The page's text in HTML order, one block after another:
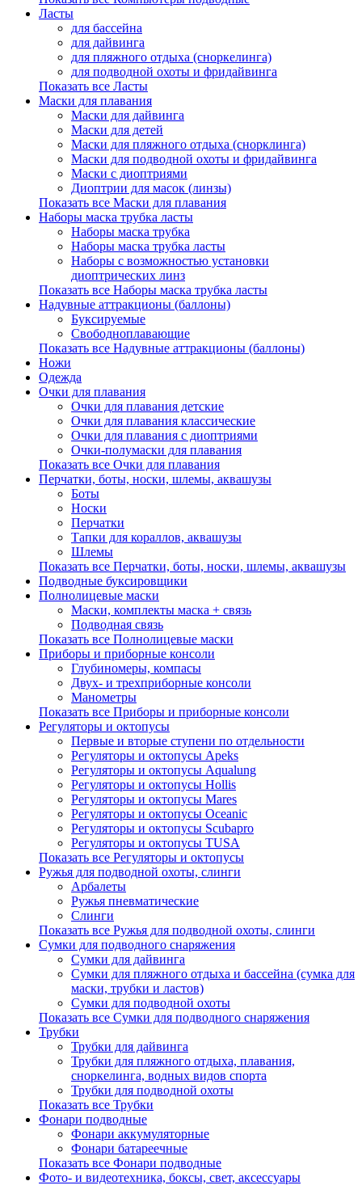
Ласты
для бассейна
для дайвинга
для пляжного отдыха (сноркелинга)
для подводной охоты и фридайвинга
Показать все Ласты
Маски для плавания
Маски для дайвинга
Маски для детей
Маски для пляжного отдыха (снорклинга)
Маски для подводной охоты и фридайвинга
Маски с диоптриями
Диоптрии для масок (линзы)
Показать все Маски для плавания
Наборы маска трубка ласты
Наборы маска трубка
Наборы маска трубка ласты
Наборы с возможностью установки
диоптрических линз
Показать все Наборы маска трубка ласты
Надувные аттракционы (баллоны)
Буксируемые
Свободноплавающие
Показать все Надувные аттракционы (баллоны)
Ножи
Одежда
Очки для плавания
Очки для плавания детские
Очки для плавания классические
Очки для плавания с диоптриями
Очки-полумаски для плавания
Показать все Очки для плавания
Перчатки, боты, носки, шлемы, аквашузы
Боты
Носки
Перчатки
Тапки для кораллов, аквашузы
Шлемы
Показать все Перчатки, боты, носки, шлемы, аквашузы
Подводные буксировщики
Полнолицевые маски
Маски, комплекты маска + связь
Подводная связь
Показать все Полнолицевые маски
Приборы и приборные консоли
Глубиномеры, компасы
Двух- и трехприборные консоли
Манометры
Показать все Приборы и приборные консоли
Регуляторы и октопусы
Первые и вторые ступени по отдельности
Регуляторы и октопусы Apeks
Регуляторы и октопусы Aqualung
Регуляторы и октопусы Hollis
Регуляторы и октопусы Mares
Регуляторы и октопусы Oceanic
Регуляторы и октопусы Scubapro
Регуляторы и октопусы TUSA
Показать все Регуляторы и октопусы
Ружья для подводной охоты, слинги
Арбалеты
Ружья пневматические
Слинги
Показать все Ружья для подводной охоты, слинги
Сумки для подводного снаряжения
Сумки для дайвинга
Сумки для пляжного отдыха и бассейна (сумка для
маски, трубки и ластов)
Сумки для подводной охоты
Показать все Сумки для подводного снаряжения
Трубки
Трубки для дайвинга
Трубки для пляжного отдыха, плавания,
сноркелинга, водных видов спорта
Трубки для подводной охоты
Показать все Трубки
Фонари подводные
Фонари аккумуляторные
Фонари батареечные
Показать все Фонари подводные
Фото- и видеотехника, боксы, свет, аксессуары